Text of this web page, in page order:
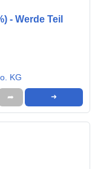
- Werde Teil
KG
➦ ➜